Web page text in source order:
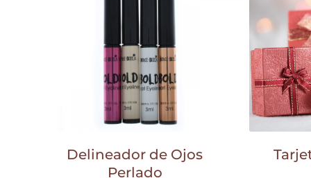
Delineador de Ojos
Perlado